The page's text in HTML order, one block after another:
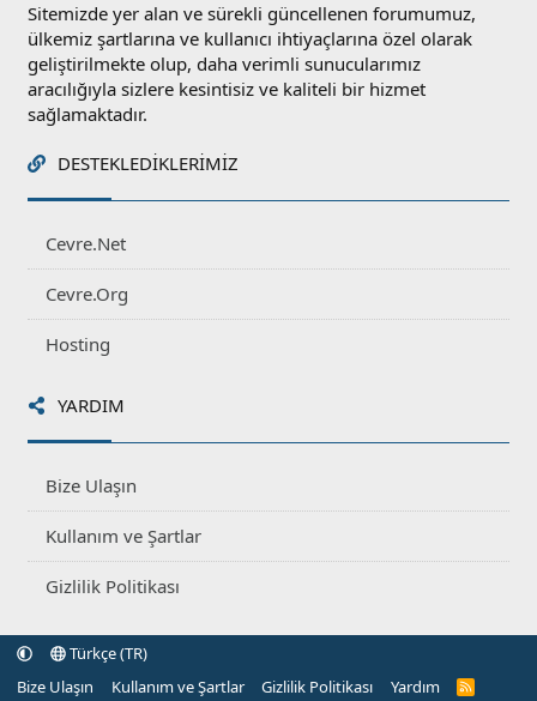
Sitemizde yer alan ve sürekli güncellenen forumumuz,
ülkemiz şartlarına ve kullanıcı ihtiyaçlarına özel olarak
geliştirilmekte olup, daha verimli sunucularımız
aracılığıyla sizlere kesintisiz ve kaliteli bir hizmet
sağlamaktadır.
DESTEKLEDIKLERIMIZ
Cevre.Net
Cevre.Org
Hosting
YARDIM
Bize Ulaşın
Kullanım ve Şartlar
Gizlilik Politikası
Türkçe (TR)
Bize Ulaşın
Kullanım ve Şartlar Gizlilik Politikası Yardım
R